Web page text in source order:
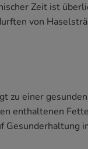
Zeit ist
von
zu einer
enthaltenen
Gesunderhaltung